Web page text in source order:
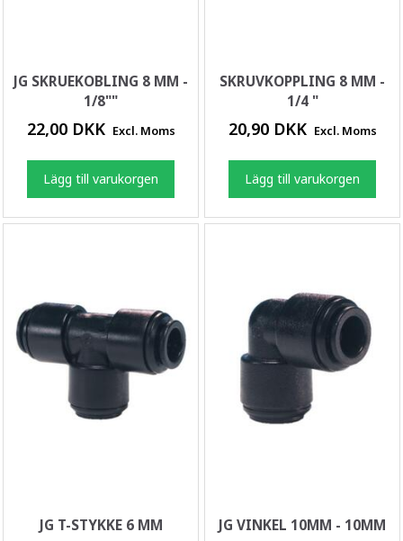
JG SKRUEKOBLING 8 MM -
1/8""
22,00 DKK Excl. Moms
Lägg till varukorgen
SKRUVKOPPLING 8 MM -
1/4 "
20,90 DKK Excl. Moms
Lägg till varukorgen
JG T-STYKKE 6 MM JG VINKEL 10MM - 10MM